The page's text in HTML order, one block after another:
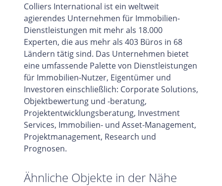
Colliers International ist ein weltweit
agierendes Unternehmen für Immobilien-
Dienstleistungen mit mehr als 18.000
Experten, die aus mehr als 403 Büros in 68
Ländern tätig sind. Das Unternehmen bietet
eine umfassende Palette von Dienstleistungen
für Immobilien-Nutzer, Eigentümer und
Investoren einschließlich: Corporate Solutions,
Objektbewertung und -beratung,
Projektentwicklungsberatung, Investment
Services, Immobilien- und Asset-Management,
Projektmanagement, Research und
Prognosen.
Ähnliche Objekte in der Nähe